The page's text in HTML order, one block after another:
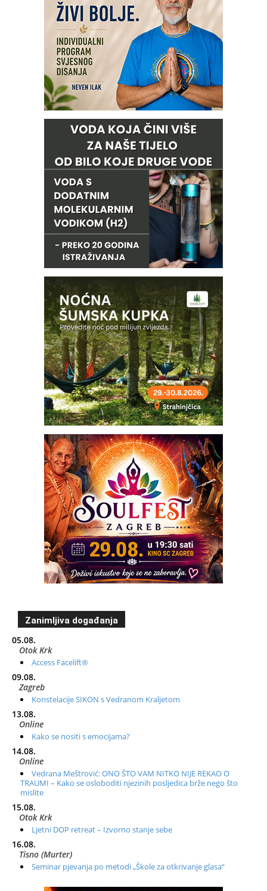
Zanimljiva događanja
05.08.
Otok Krk
Access Facelift®
09.08.
Zagreb
Konstelacije SIKON s Vedranom Kraljetom
13.08.
Online
Kako se nositi s emocijama?
14.08.
Online
Vedrana Meštrović: ONO ŠTO VAM NITKO NIJE REKAO O
TRAUMI – Kako se osloboditi njezinih posljedica brže nego što
mislite
15.08.
Otok Krk
Ljetni DOP retreat – Izvorno stanje sebe
16.08.
Tisno (Murter)
Seminar pjevanja po metodi „Škole za otkrivanje glasa“